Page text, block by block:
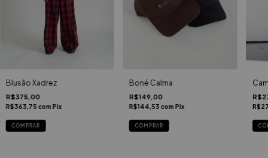
Blusão Xadrez
R$375,00
R$363,75 com Pix
COMPRAR
Boné Calma
R$149,00
R$144,53 com Pix
COMPRAR